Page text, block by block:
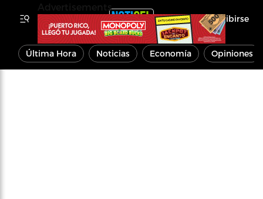
Inscribirse
Última Hora Noticias Economía Opiniones
Advertisements